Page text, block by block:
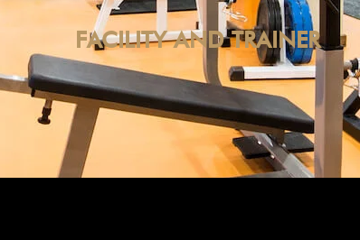
FACILITY AND TRAINER